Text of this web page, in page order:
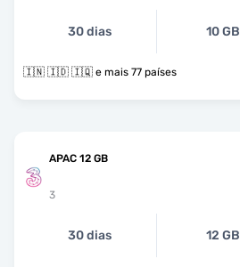
30 dias 10 GB
🇮🇳 🇮🇩 🇮🇶 e mais 77 países
APAC 12 GB
3
30 dias 12 GB